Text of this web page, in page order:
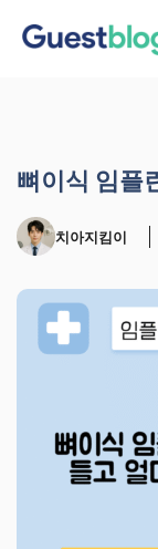
뼈이식 임플
치아지킴이